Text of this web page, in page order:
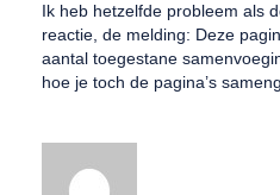
Ik heb hetzelfde probleem als
reactie, de melding: Deze
aantal toegestane
hoe je toch de pagina’s